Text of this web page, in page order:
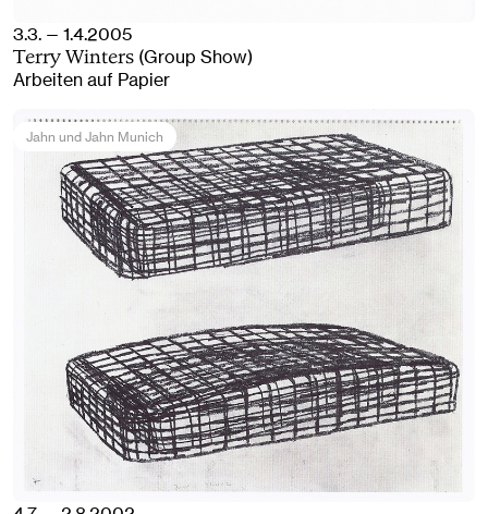
3.3. — 1.4.2005
Terry Winters (Group Show)
Arbeiten auf Papier
Jahn und Jahn Munich